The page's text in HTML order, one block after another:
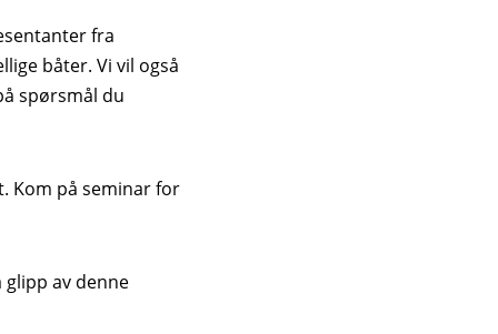
fra
båter. Vi vil også
spørsmål du
Kom på seminar for
av denne